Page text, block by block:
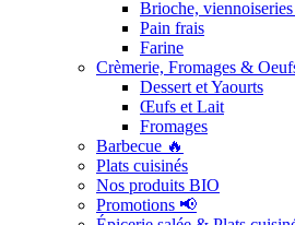
Brioche,
Pain frais
Farine
Crèmerie, Fromages &
Dessert et Yaourts
Œufs et Lait
Fromages
Barbecue 🔥
Plats cuisinés
Nos produits BIO
Promotions 📢